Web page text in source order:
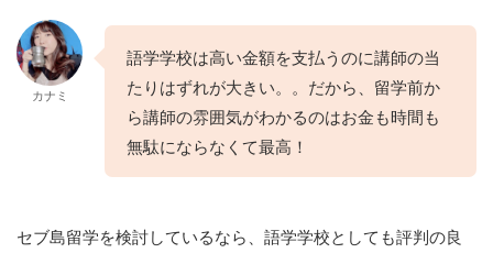
カナミ
語学学校は高い金額を支払うのに講師の当
たりはずれが大きい。。だから、留学前か
ら講師の雰囲気がわかるのはお金も時間も
無駄にならなくて最高！
セブ島留学を検討しているなら、語学学校としても評判の良